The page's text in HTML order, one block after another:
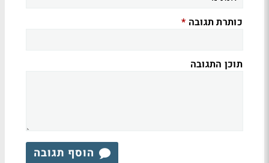
כותרת תגובה *
תוכן התגובה
הוסף תגובה